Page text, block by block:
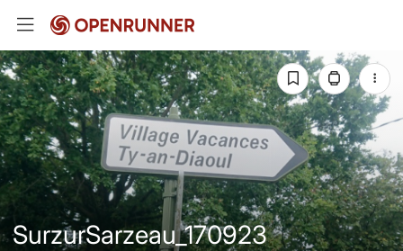
SurzurSarzeau_170923